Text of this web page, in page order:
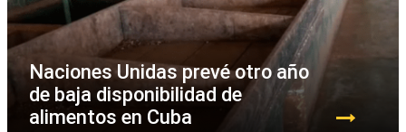
Naciones Unidas prevé otro año
de baja disponibilidad de
alimentos en Cuba